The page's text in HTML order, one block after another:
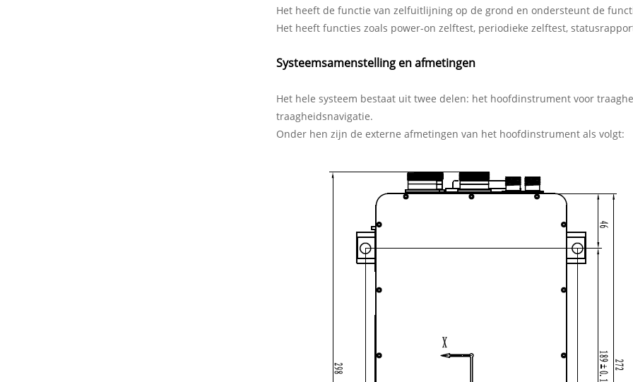
Het heeft de functie van zelfuitlijning op de grond en ondersteunt de
Het heeft functies zoals power-on zelftest, periodieke zelftest,
Systeemsamenstelling en afmetingen
Het hele systeem bestaat uit twee delen: het hoofdinstrument voor
traagheidsnavigatie.
Onder hen zijn de externe afmetingen van het hoofdinstrument als volgt: